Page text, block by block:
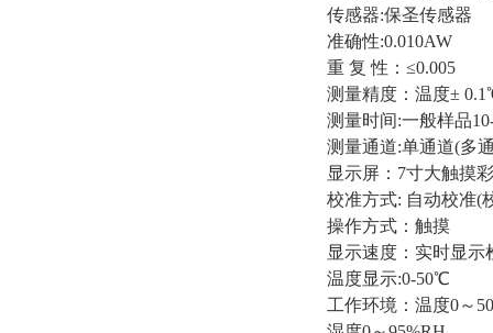
传感器:保圣传感器
准确性:0.010AW
重 复 性：≤0.005
测量精度：温度±
测量时间:一般样品
测量通道:单通道(多
显示屏：7寸大触摸
校准方式: 自动校准(
操作方式：触摸
显示速度：实时显示
温度显示:0-50℃
工作环境：温度0～